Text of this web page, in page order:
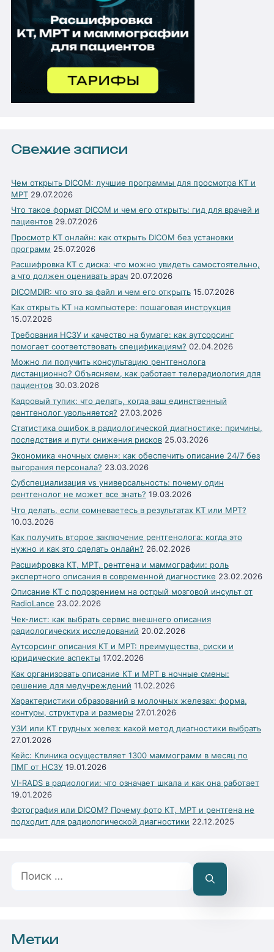
Свежие записи
Чем открыть DICOM: лучшие программы для просмотра КТ и
МРТ 29.07.2026
Что такое формат DICOM и чем его открыть: гид для врачей и
пациентов 29.07.2026
Просмотр КТ онлайн: как открыть DICOM без установки
программ 25.07.2026
Расшифровка КТ с диска: что можно увидеть самостоятельно,
а что должен оценивать врач 20.07.2026
DICOMDIR: что это за файл и чем его открыть 15.07.2026
Как открыть КТ на компьютере: пошаговая инструкция
15.07.2026
Требования НСЗУ и качество на бумаге: как аутсорсинг
помогает соответствовать спецификациям? 02.04.2026
Можно ли получить консультацию рентгенолога
дистанционно? Объясняем, как работает телерадиология для
пациентов 30.03.2026
Кадровый тупик: что делать, когда ваш единственный
рентгенолог увольняется? 27.03.2026
Статистика ошибок в радиологической диагностике: причины,
последствия и пути снижения рисков 25.03.2026
Экономика «ночных смен»: как обеспечить описание 24/7 без
выгорания персонала? 23.03.2026
Субспециализация vs универсальность: почему один
рентгенолог не может все знать? 19.03.2026
Что делать, если сомневаетесь в результатах КТ или МРТ?
10.03.2026
Как получить второе заключение рентгенолога: когда это
нужно и как это сделать онлайн? 26.02.2026
Расшифровка КТ, МРТ, рентгена и маммографии: роль
экспертного описания в современной диагностике 23.02.2026
Описание КТ с подозрением на острый мозговой инсульт от
RadioLance 23.02.2026
Чек-лист: как выбрать сервис внешнего описания
радиологических исследований 20.02.2026
Аутсорсинг описания КТ и МРТ: преимущества, риски и
юридические аспекты 17.02.2026
Как организовать описание КТ и МРТ в ночные смены:
решение для медучреждений 11.02.2026
Характеристики образований в молочных железах: форма,
контуры, структура и размеры 27.01.2026
УЗИ или КТ грудных желез: какой метод диагностики выбрать
27.01.2026
Кейс: Клиника осуществляет 1300 маммограмм в месяц по
ПМГ от НСЗУ 19.01.2026
VI-RADS в радиологии: что означает шкала и как она работает
19.01.2026
Фотография или DICOM? Почему фото КТ, МРТ и рентгена не
подходит для радиологической диагностики 22.12.2025
Метки